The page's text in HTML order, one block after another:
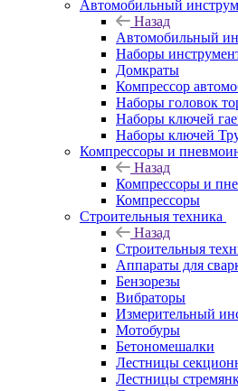
Автомобильный
Назад
Автомобильный
Наборы
Домкраты
Компрессор
Наборы головок
Наборы ключей
Наборы ключей
Компрессоры и
Назад
Компрессоры и
Компрессоры
Строительныя техника
Назад
Строительныя
Аппараты для
Бензорезы
Вибраторы
Измерительный
Мотобуры
Бетономешалки
Лестницы
Лестницы